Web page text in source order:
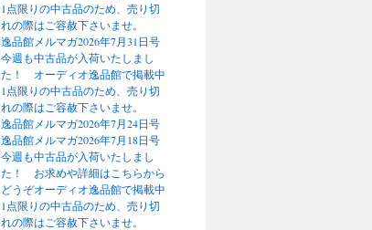
1点限りの中古品のため、売り切
れの際はご容赦下さいませ。
逸品館メルマガ2026年7月31日号
今週も中古品が入荷いたしまし
た！ オーディオ逸品館で掲載中
1点限りの中古品のため、売り切
れの際はご容赦下さいませ。
逸品館メルマガ2026年7月24日号
逸品館メルマガ2026年7月18日号
今週も中古品が入荷いたしまし
た！ お求めや詳細はこちらから
どうぞオーディオ逸品館で掲載中
1点限りの中古品のため、売り切
れの際はご容赦下さいませ。